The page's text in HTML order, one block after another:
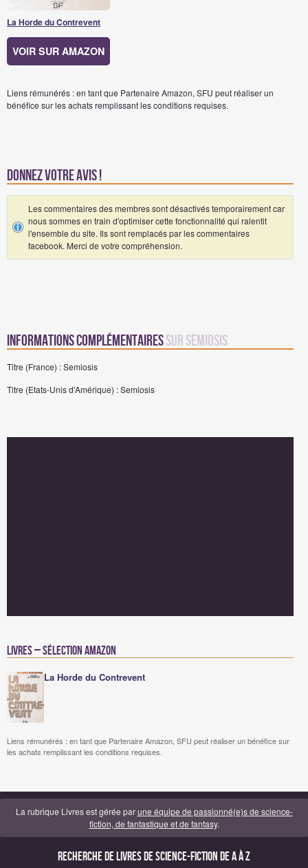
La Horde du Contrevent
VOIR SUR AMAZON
Liens rémunérés : en tant que Partenaire Amazon, SFU peut réaliser un
bénéfice sur les achats remplissant les conditions requises.
Donnez votre avis !
Les commentaires des membres sont désactivés temporairement car
nous sommes en train d'optimiser cette fonctionnalité qui ralentit
l'ensemble du site. Ils sont remplacés par les commentaires
facebook. Merci de votre compréhension.
Informations complémentairessur Semiosis
Titre (France) : Semiosis
Titre (Etats-Unis d'Amérique) : Semiosis
Livres – Sélection Amazon
La Horde du Contrevent
Liens rémunérés : en tant que Partenaire Amazon, SFU peut réaliser un bénéfice sur
les achats remplissant les conditions requises.
La rubrique Livres est gérée parune équipe de passionné(e)s de science-
fiction, de fantastique et de fantasy.
Recherche de Livres de science-fiction de A à Z